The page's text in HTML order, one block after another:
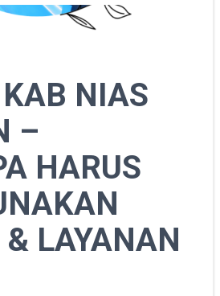
NIAS
–
HARUS
& LAYANAN